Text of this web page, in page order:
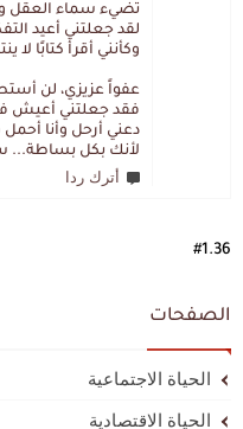
تضيء سماء العقل
لقد جعلتني أعيد
وكأنني أقرأ كتابًا لا
عفواً عزيزي، لن
فقد جعلتني أعيش
دعني أرحل وأنا أحمل
لأنك بكل بساطة...
أترك ردا
#1.36
الصفحات
الحياة الاجتماعية
الحياة الاقتصادية